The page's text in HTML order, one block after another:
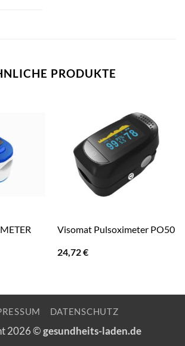
PRODUKTE
Visomat Pulsoximeter PO50
24,72€
DATENSCHUTZ
2026 ©gesundheits-laden.de